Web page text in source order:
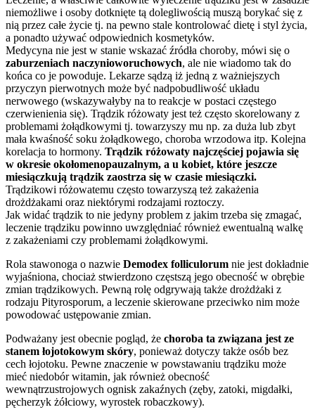
niemożliwe i osoby dotknięte tą dolegliwością muszą borykać się z
nią przez całe życie tj. na pewno stale kontrolować dietę i styl życia,
a ponadto używać odpowiednich kosmetyków.
Medycyna nie jest w stanie wskazać źródła choroby, mówi się o
zaburzeniach naczynioworuchowych, ale nie wiadomo tak do
końca co je powoduje. Lekarze sądzą iż jedną z ważniejszych
przyczyn pierwotnych może być nadpobudliwość układu
nerwowego (wskazywałyby na to reakcje w postaci częstego
czerwienienia się). Trądzik różowaty jest też często skorelowany z
problemami żołądkowymi tj. towarzyszy mu np. za duża lub zbyt
mała kwaśność soku żołądkowego, choroba wrzodowa itp. Kolejna
korelacja to hormony. Trądzik różowaty najczęściej pojawia się
w okresie okołomenopauzalnym, a u kobiet, które jeszcze
miesiączkują trądzik zaostrza się w czasie miesiączki.
Trądzikowi różowatemu często towarzyszą też zakażenia
drożdżakami oraz niektórymi rodzajami roztoczy.
Jak widać trądzik to nie jedyny problem z jakim trzeba się zmagać,
leczenie trądziku powinno uwzględniać również ewentualną walkę
z zakażeniami czy problemami żołądkowymi.
Rola stawonoga o nazwie Demodex folliculorum nie jest dokładnie
wyjaśniona, chociaż stwierdzono częstszą jego obecność w obrębie
zmian trądzikowych. Pewną rolę odgrywają także drożdżaki z
rodzaju Pityrosporum, a leczenie skierowane przeciwko nim może
powodować ustępowanie zmian.
Podważany jest obecnie pogląd, że choroba ta związana jest ze
stanem łojotokowym skóry, ponieważ dotyczy także osób bez
cech łojotoku. Pewne znaczenie w powstawaniu trądziku może
mieć niedobór witamin, jak również obecność
wewnątrzustrojowych ognisk zakaźnych (zęby, zatoki, migdałki,
pęcherzyk żółciowy, wyrostek robaczkowy).